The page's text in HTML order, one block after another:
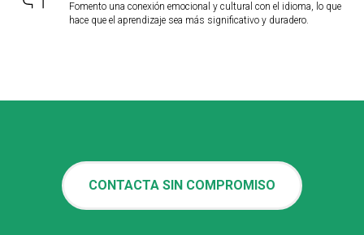
Fomento una conexión emocional y cultural con el idioma, lo que
hace que el aprendizaje sea más significativo y duradero.
CONTACTA SIN COMPROMISO